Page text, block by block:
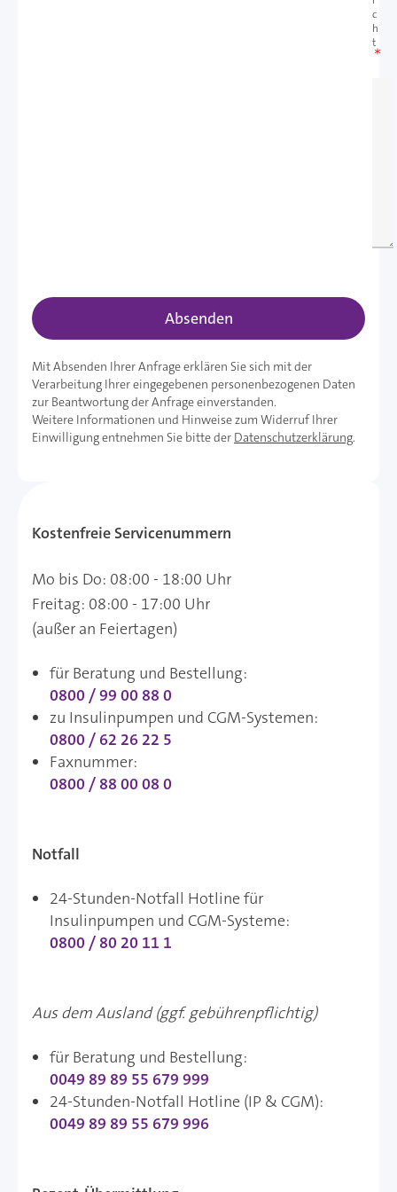
c
h
t
Absenden
Mit Absenden Ihrer Anfrage erklären Sie sich mit der
Verarbeitung Ihrer eingegebenen personenbezogenen Daten
zur Beantwortung der Anfrage einverstanden.
Weitere Informationen und Hinweise zum Widerruf Ihrer
Einwilligung entnehmen Sie bitte der Datenschutzerklärung.
Kostenfreie Servicenummern
Mo bis Do: 08:00 - 18:00 Uhr
Freitag: 08:00 - 17:00 Uhr
(außer an Feiertagen)
für Beratung und Bestellung:
0800 / 99 00 88 0
zu Insulinpumpen und CGM-Systemen:
0800 / 62 26 22 5
Faxnummer:
0800 / 88 00 08 0
Notfall
24-Stunden-Notfall Hotline für
Insulinpumpen und CGM-Systeme:
0800 / 80 20 11 1
Aus dem Ausland (ggf. gebührenpflichtig)
für Beratung und Bestellung:
0049 89 89 55 679 999
24-Stunden-Notfall Hotline (IP & CGM):
0049 89 89 55 679 996